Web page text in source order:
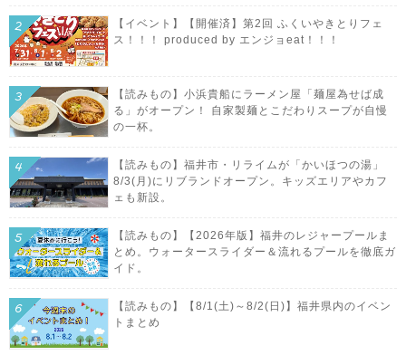
【イベント】【開催済】第2回 ふくいやきとりフェ
ス！！！ produced by エンジョeat！！！
【読みもの】小浜貴船にラーメン屋「麺屋為せば成
る」がオープン！ 自家製麺とこだわりスープが自慢
の一杯。
【読みもの】福井市・リライムが「かいほつの湯」
8/3(月)にリブランドオープン。キッズエリアやカフ
ェも新設。
【読みもの】【2026年版】福井のレジャープールま
とめ。ウォータースライダー＆流れるプールを徹底ガ
イド。
【読みもの】【8/1(土)～8/2(日)】福井県内のイベン
トまとめ